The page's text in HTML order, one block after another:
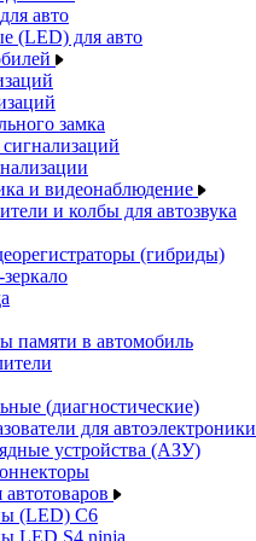
авто
(LED) для авто
замка
и видеонаблюдение
и колбы для автозвука
(гибриды)
памяти в автомобиль
(диагностические)
для автоэлектроники
устройства (АЗУ)
(LED) C6
LED S4 ninja